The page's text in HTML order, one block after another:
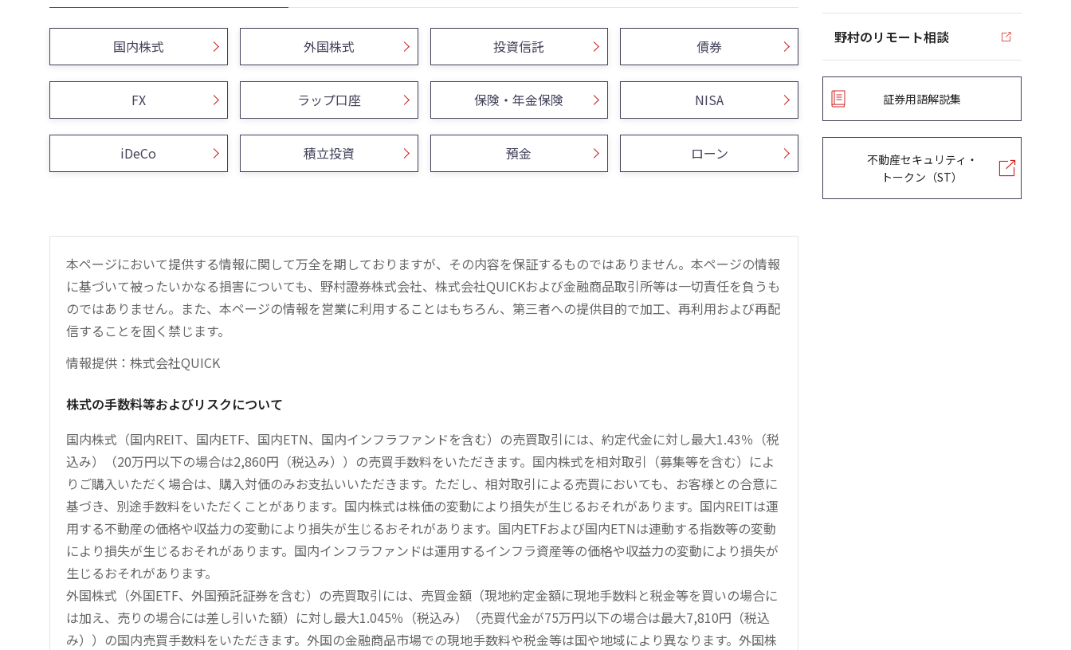
国内株式 外国株式 投資信託 債券
FX ラップ口座 保険・年金保険 NISA
iDeCo 積立投資 預金 ローン
本ページにおいて提供する情報に関して万全を期しておりますが、その内容を保証するものではありません。本ページの情報
に基づいて被ったいかなる損害についても、野村證券株式会社、株式会社QUICKおよび金融商品取引所等は一切責任を負うも
のではありません。また、本ページの情報を営業に利用することはもちろん、第三者への提供目的で加工、再利用および再配
信することを固く禁じます。
情報提供：株式会社QUICK
株式の手数料等およびリスクについて
国内株式（国内REIT、国内ETF、国内ETN、国内インフラファンドを含む）の売買取引には、約定代金に対し最大1.43％（税
込み）（20万円以下の場合は2,860円（税込み））の売買手数料をいただきます。国内株式を相対取引（募集等を含む）によ
りご購入いただく場合は、購入対価のみお支払いいただきます。ただし、相対取引による売買においても、お客様との合意に
基づき、別途手数料をいただくことがあります。国内株式は株価の変動により損失が生じるおそれがあります。国内REITは運
用する不動産の価格や収益力の変動により損失が生じるおそれがあります。国内ETFおよび国内ETNは連動する指数等の変動
により損失が生じるおそれがあります。国内インフラファンドは運用するインフラ資産等の価格や収益力の変動により損失が
生じるおそれがあります。
外国株式（外国ETF、外国預託証券を含む）の売買取引には、売買金額（現地約定金額に現地手数料と税金等を買いの場合に
は加え、売りの場合には差し引いた額）に対し最大1.045％（税込み）（売買代金が75万円以下の場合は最大7,810円（税込
み））の国内売買手数料をいただきます。外国の金融商品市場での現地手数料や税金等は国や地域により異なります。外国株
野村のリモート相談
証券用語解説集
不動産セキュリティ・
トークン（ST）